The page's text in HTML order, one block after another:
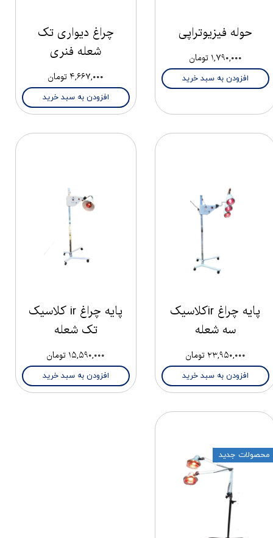
حوله فیزیوتراپی
۱,۷۹۰,۰۰۰ تومان
افزودن به سبد خرید
چراغ دیواری تک
شعله فنری
۴,۶۶۷,۰۰۰ تومان
افزودن به سبد خرید
پایه چراغ irکلاسیک
سه شعله
۲۳,۹۵۰,۰۰۰ تومان
افزودن به سبد خرید
پایه چراغ ir کلاسیک
تک شعله
۱۵,۵۹۰,۰۰۰ تومان
افزودن به سبد خرید
محصولات جدید